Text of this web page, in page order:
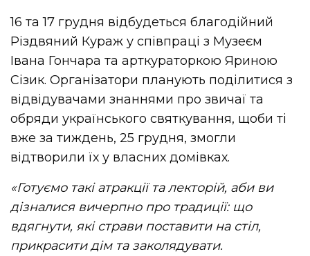
16 та 17 грудня відбудеться благодійний
Різдвяний Кураж у співпраці з Музеєм
Івана Гончара та арткураторкою Яриною
Сізик. Організатори планують поділитися з
відвідувачами знаннями про звичаї та
обряди українського святкування, щоби ті
вже за тиждень, 25 грудня, змогли
відтворили їх у власних домівках.
«Готуємо такі атракції та лекторій, аби ви
дізналися вичерпно про традиції: що
вдягнути, які страви поставити на стіл,
прикрасити дім та заколядувати.